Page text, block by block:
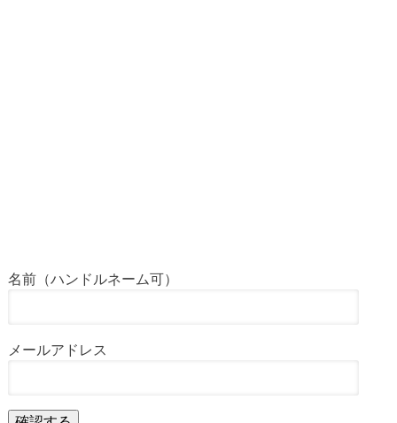
名前（ハンドルネーム可）
メールアドレス